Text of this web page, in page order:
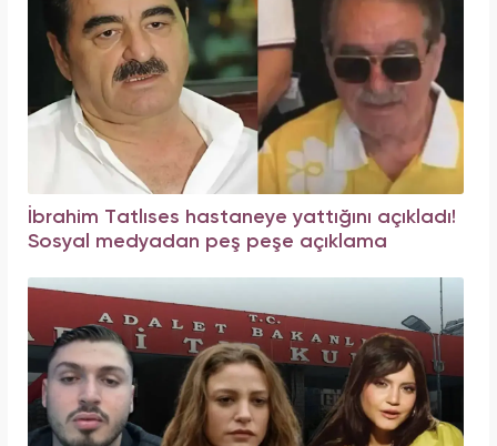
İbrahim Tatlıses hastaneye yattığını açıkladı!
Sosyal medyadan peş peşe açıklama